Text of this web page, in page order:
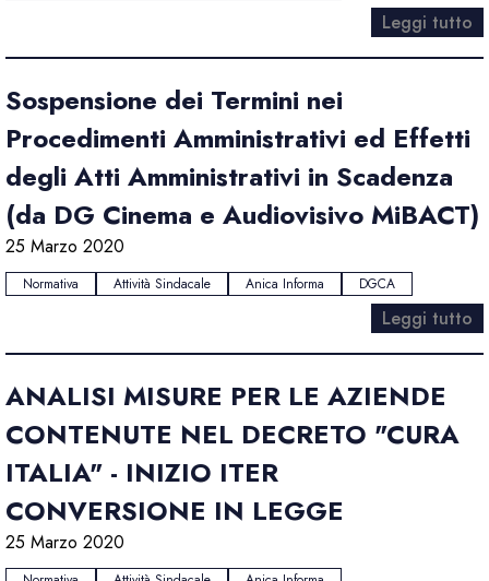
Leggi tutto
Sospensione dei Termini nei
Procedimenti Amministrativi ed Effetti
degli Atti Amministrativi in Scadenza
(da DG Cinema e Audiovisivo MiBACT)
25 Marzo 2020
Normativa Attività Sindacale Anica Informa DGCA
Leggi tutto
ANALISI MISURE PER LE AZIENDE
CONTENUTE NEL DECRETO "CURA
ITALIA" - INIZIO ITER
CONVERSIONE IN LEGGE
25 Marzo 2020